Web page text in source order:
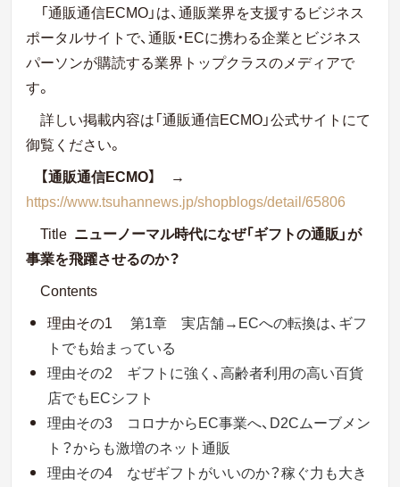
「通販通信ECMO」は、通販業界を支援するビジネス
ポータルサイトで、通販・ECに携わる企業とビジネス
パーソンが購読する業界トップクラスのメディアで
す。
詳しい掲載内容は「通販通信ECMO」公式サイトにて
御覧ください。
【通販通信ECMO】
→
https://www.tsuhannews.jp/shopblogs/detail/65806
Title ニューノーマル時代になぜ「ギフトの通販」が
事業を飛躍させるのか？
Contents
理由その1
第1章 実店舗→ECへの転換は、ギフ
トでも始まっている
理由その2 ギフトに強く、高齢者利用の高い百貨
店でもECシフト
理由その3
コロナからEC事業へ、D2Cムーブメン
ト？からも激増のネット通販
理由その4
なぜギフトがいいのか？稼ぐ力も大き